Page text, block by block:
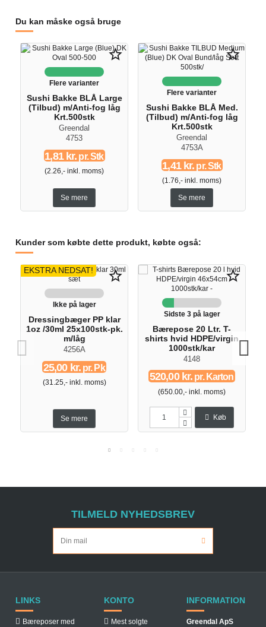
Du kan måske også bruge
star_border
Flere varianter
Sushi Bakke BLÅ Large
(Tilbud) m/Anti-fog låg
Krt.500stk
Greendal
4753
1,81 kr. pr. Stk
(2.26,- inkl. moms)
Se mere
star_border
Flere varianter
Sushi Bakke BLÅ Med.
(Tilbud) m/Anti-fog låg
Krt.500stk
Greendal
4753A
1,41 kr. pr. Stk
(1.76,- inkl. moms)
Se mere
Kunder som købte dette produkt, købte også:
EKSTRA NEDSAT! star_border
Ikke på lager
Dressingbæger PP klar
1oz /30ml 25x100stk-pk.
m/låg
4256A
25,00 kr.pr. Pk
(31.25,- inkl. moms)
Se mere
star_border
Sidste 3 på lager
Bærepose 20 Ltr. T-
shirts hvid HDPE/virgin
1000stk/kar
4148
520,00 kr. pr. Karton
(650.00,- inkl. moms)
Køb
TILMELD NYHEDSBREV
LINKS
Bæreposer med
KONTO
Mest solgte
INFORMATION
Greendal ApS